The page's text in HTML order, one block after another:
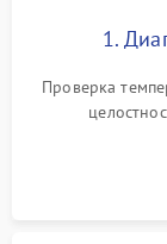
работе
1.
Проверка